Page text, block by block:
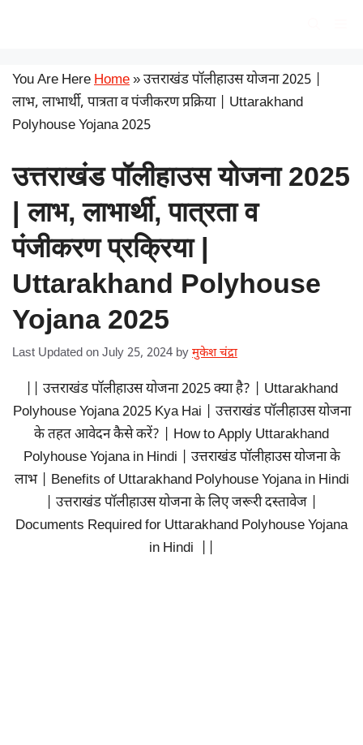
You Are HereHome»उत्तराखंड पॉलीहाउस योजना 2025 |
लाभ, लाभार्थी, पात्रता व पंजीकरण प्रक्रिया | Uttarakhand
Polyhouse Yojana 2025
उत्तराखंड पॉलीहाउस योजना 2025
| लाभ, लाभार्थी, पात्रता व
पंजीकरण प्रक्रिया |
Uttarakhand Polyhouse
Yojana 2025
Last Updated on July 25, 2024 by मुकेश चंद्रा
|| उत्तराखंड पॉलीहाउस योजना 2025 क्या है? | Uttarakhand
Polyhouse Yojana 2025 Kya Hai | उत्तराखंड पॉलीहाउस योजना
के तहत आवेदन कैसे करें? | How to Apply Uttarakhand
Polyhouse Yojana in Hindi | उत्तराखंड पॉलीहाउस योजना के
लाभ | Benefits of Uttarakhand Polyhouse Yojana in Hindi
| उत्तराखंड पॉलीहाउस योजना के लिए जरूरी दस्तावेज |
Documents Required for Uttarakhand Polyhouse Yojana
in Hindi ||